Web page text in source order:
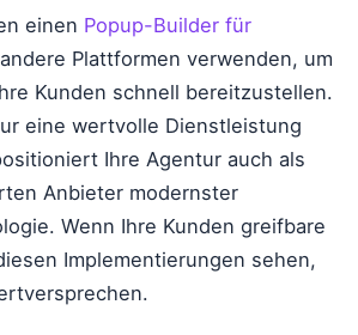
einen Popup-Builder für
Plattformen verwenden, um
Kunden schnell bereitzustellen.
eine wertvolle Dienstleistung
Ihre Agentur auch als
Anbieter modernster
Wenn Ihre Kunden greifbare
Implementierungen sehen,